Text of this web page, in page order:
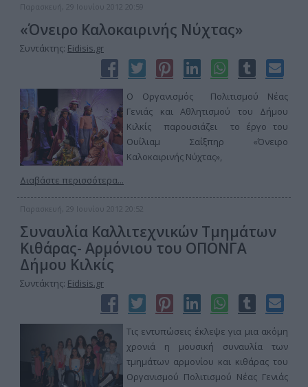
Παρασκευή, 29 Ιουνίου 2012 20:59
«Όνειρο Καλοκαιρινής Νύχτας»
Συντάκτης: Eidisis.gr
Ο Οργανισμός Πολιτισμού Νέας
Γενιάς και Αθλητισμού του Δήμου
Κιλκίς παρουσιάζει το έργο του
Ουίλιαμ Σαίξπηρ «Όνειρο
Καλοκαιρινής Νύχτας»,
Διαβάστε περισσότερα...
Παρασκευή, 29 Ιουνίου 2012 20:52
Συναυλία Καλλιτεχνικών Τμημάτων
Κιθάρας- Αρμόνιου του ΟΠΟΝΓΑ
Δήμου Κιλκίς
Συντάκτης: Eidisis.gr
Τις εντυπώσεις έκλεψε για μια ακόμη
χρονιά η μουσική συναυλία των
τμημάτων αρμονίου και κιθάρας του
Οργανισμού Πολιτισμού Νέας Γενιάς